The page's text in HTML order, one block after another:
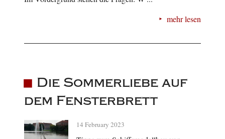
mehr lesen
Die Sommerliebe auf
dem Fensterbrett
14 February 2023